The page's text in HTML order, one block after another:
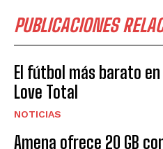
PUBLICACIONES
El fútbol más barato
Love Total
NOTICIAS
Amena ofrece 20 GB